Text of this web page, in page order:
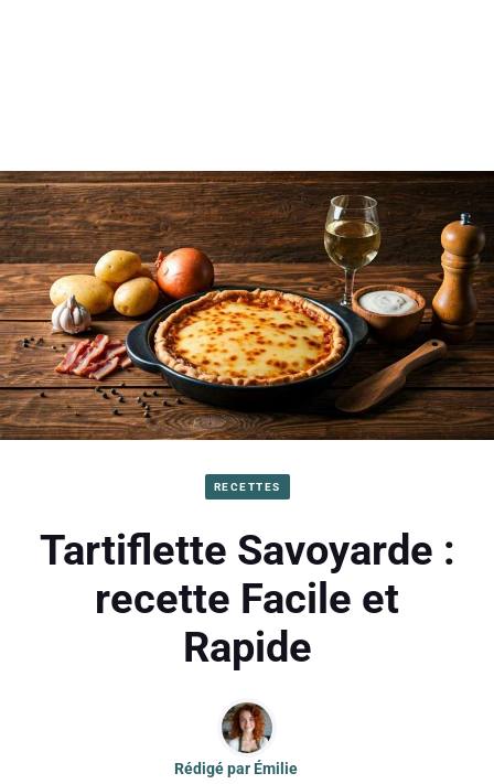
RECETTES
Tartiflette Savoyarde :
recette Facile et
Rapide
Rédigé par Émilie